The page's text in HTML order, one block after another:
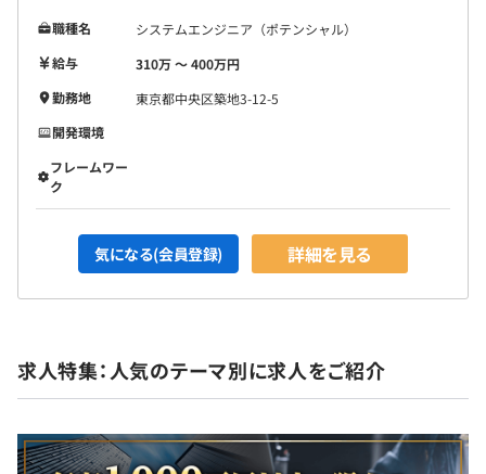
職種名
システムエンジニア（ポテンシャル）
給与
310万 〜 400万円
勤務地
東京都中央区築地3-12-5
開発環境
フレームワー
ク
気になる(会員登録) 詳細を見る
求人特集：人気のテーマ別に求人をご紹介